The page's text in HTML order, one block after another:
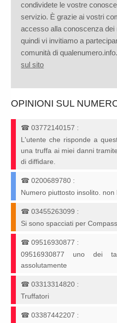
condividete le vostre
servizio. È grazie ai vostri
accesso alla conoscenza
quindi vi invitiamo a
comunità di qualenumero.info.
sul sito
OPINIONI SUL
☎03772140157 :
L'utente che risponde a
una truffa ai miei danni
di diffidare.
☎0200689780 :
Numero piuttosto insolito. non
☎03455263099 :
Si sono spacciati per Compass
☎09516930877 :
09516930877 uno dei
assolutamente
☎03313314820 :
Truffatori
☎03387442207 :